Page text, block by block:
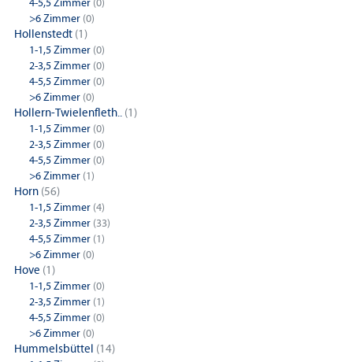
4-5,5 Zimmer (0)
>6 Zimmer (0)
Hollenstedt (1)
1-1,5 Zimmer (0)
2-3,5 Zimmer (0)
4-5,5 Zimmer (0)
>6 Zimmer (0)
Hollern-Twielenfleth.. (1)
1-1,5 Zimmer (0)
2-3,5 Zimmer (0)
4-5,5 Zimmer (0)
>6 Zimmer (1)
Horn (56)
1-1,5 Zimmer (4)
2-3,5 Zimmer (33)
4-5,5 Zimmer (1)
>6 Zimmer (0)
Hove (1)
1-1,5 Zimmer (0)
2-3,5 Zimmer (1)
4-5,5 Zimmer (0)
>6 Zimmer (0)
Hummelsbüttel (14)